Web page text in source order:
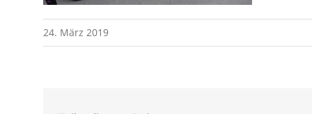
24. März 2019